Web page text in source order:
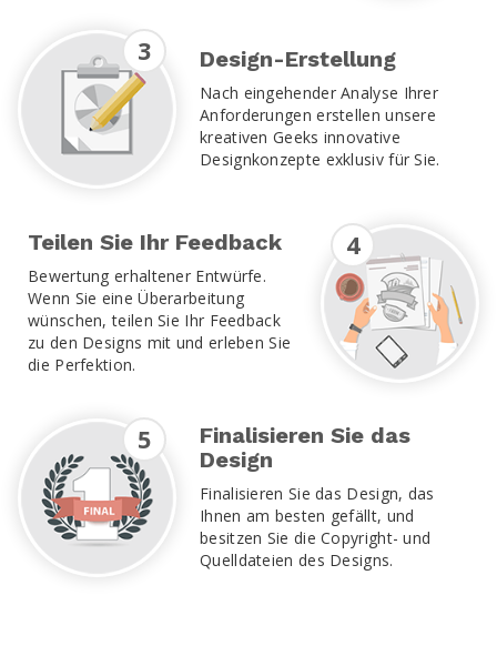
3 Design-Erstellung
Nach eingehender Analyse Ihrer
Anforderungen erstellen unsere
kreativen Geeks innovative
Designkonzepte exklusiv für Sie.
4
Teilen Sie Ihr Feedback
Bewertung erhaltener Entwürfe.
Wenn Sie eine Überarbeitung
wünschen, teilen Sie Ihr Feedback
zu den Designs mit und erleben Sie
die Perfektion.
5
Finalisieren Sie das
Design
Finalisieren Sie das Design, das
Ihnen am besten gefällt, und
besitzen Sie die Copyright- und
Quelldateien des Designs.